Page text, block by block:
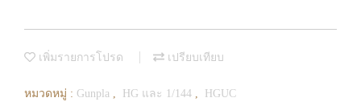
เพิ่มรายการโปรด เปรียบเทียบ
หมวดหมู่ : Gunpla , HG และ 1/144 , HGUC